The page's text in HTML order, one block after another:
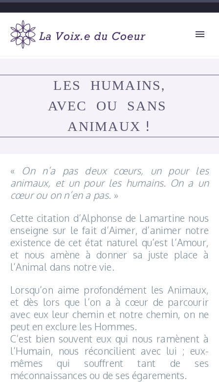
LES HUMAINS,
AVEC OU SANS
ANIMAUX !
« On n’a pas deux cœurs, un pour les
animaux, et un pour les humains. On a un
cœur ou on n’en a pas. »
Cette citation d’Alphonse de Lamartine nous
enseigne sur le fait d’Aimer, d’animer notre
existence de cet état naturel qu’est l’Amour,
et nous amène à donner sa juste place à
l’Animal dans notre vie.
Lorsqu’on aime profondément les Animaux,
et dès lors que l’on a à cœur de parcourir
avec eux leur chemin et notre chemin, on ne
peut en exclure les Hommes.
C’est bien souvent eux qui nous ramènent à
l’Humain, nous réconcilient avec lui ; eux-
mêmes qui souffrent tant de ses
méconnaissances ou de ses égarements.